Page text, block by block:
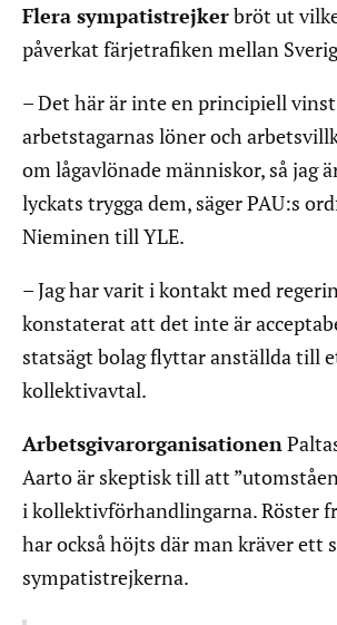
Flera sympatistrejkerbröt ut
påverkat färjetrafiken mellan
– Det här är inte en principiell
arbetstagarnas löner och
om lågavlönade människor, så jag
lyckats trygga dem, säger PAU:s
Nieminen till YLE.
– Jag har varit i kontakt med
konstaterat att det inte är
statsägt bolag flyttar anställda till
kollektivavtal.
Arbetsgivarorganisationen
Aarto är skeptisk till att
i kollektivförhandlingarna. Röster
har också höjts där man kräver ett
sympatistrejkerna.